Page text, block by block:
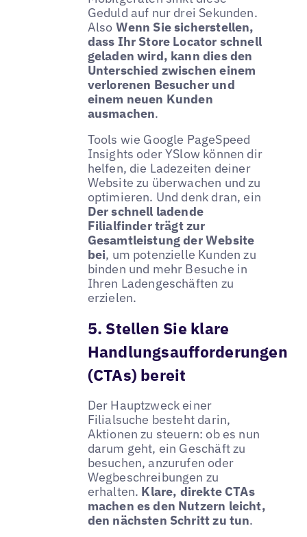
Geduld auf nur drei Sekunden.
Also Wenn Sie sicherstellen,
dass Ihr Store Locator schnell
geladen wird, kann dies den
Unterschied zwischen einem
verlorenen Besucher und
einem neuen Kunden
ausmachen.
Tools wie Google PageSpeed
Insights oder YSlow können dir
helfen, die Ladezeiten deiner
Website zu überwachen und zu
optimieren. Und denk dran, ein
Der schnell ladende
Filialfinder trägt zur
Gesamtleistung der Website
bei, um potenzielle Kunden zu
binden und mehr Besuche in
Ihren Ladengeschäften zu
erzielen.
5. Stellen Sie klare
Handlungsaufforderungen
(CTAs) bereit
Der Hauptzweck einer
Filialsuche besteht darin,
Aktionen zu steuern: ob es nun
darum geht, ein Geschäft zu
besuchen, anzurufen oder
Wegbeschreibungen zu
erhalten. Klare, direkte CTAs
machen es den Nutzern leicht,
den nächsten Schritt zu tun.